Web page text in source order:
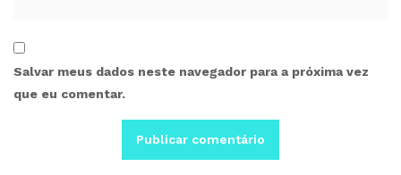
Salvar meus dados neste navegador para a próxima vez
que eu comentar.